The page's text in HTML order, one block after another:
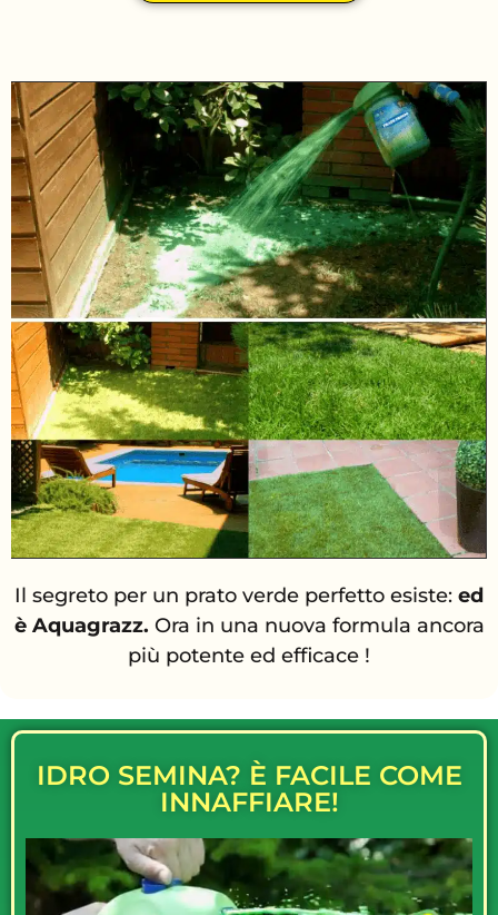
Il segreto per un prato verde perfetto esiste: ed
è Aquagrazz. Ora in una nuova formula ancora
più potente ed efficace !
IDRO SEMINA? È FACILE COME
INNAFFIARE!